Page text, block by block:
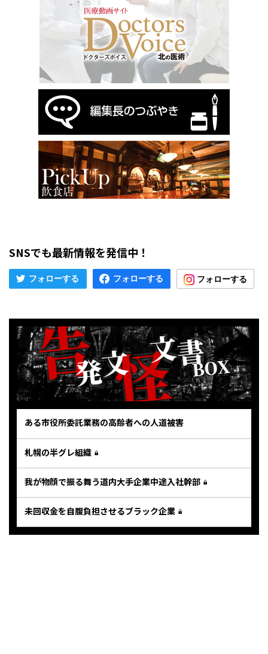
SNSでも最新情報を発信中！
ある市役所委託業務の高齢者への人道被害
札幌の半グレ組織
我が物顔で振る舞う道内大手企業中途入社幹部
未回収金を自腹負担させるブラック企業